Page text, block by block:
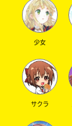
少女
サクラ